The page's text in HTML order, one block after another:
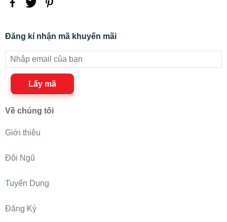
Đăng kí nhận mã khuyến mãi
Lấy mã
Về chúng tôi
Giới thiệu
Đội Ngũ
Tuyển Dụng
Đăng Ký